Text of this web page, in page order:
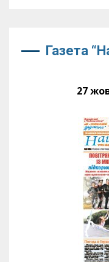
Газета
27